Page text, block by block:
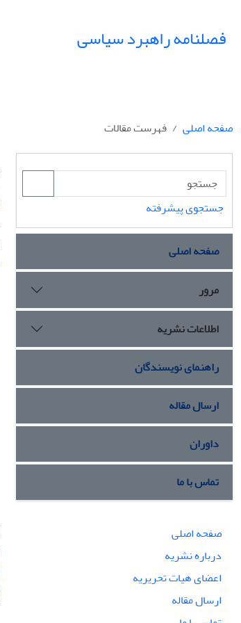
فصلنامه راهبرد سیاسی
صفحه اصلی
فهرست مقالات
جستجوی پیشرفته
صفحه اصلی
مرور
اطلاعات نشریه
راهنمای نویسندگان
ارسال مقاله
داوران
تماس با ما
صفحه اصلی
درباره نشریه
اعضای هیات تحریریه
ارسال مقاله